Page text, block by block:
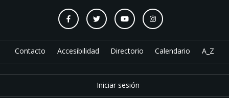
Contacto Accesibilidad Directorio Calendario A_Z
Iniciar sesión